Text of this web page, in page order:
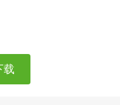
载